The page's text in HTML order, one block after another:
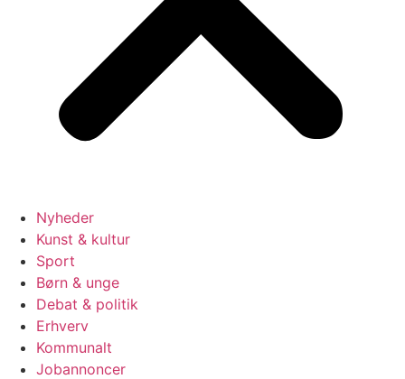
Nyheder
Kunst & kultur
Sport
Børn & unge
Debat & politik
Erhverv
Kommunalt
Jobannoncer